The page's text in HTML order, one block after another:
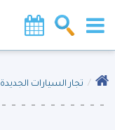
تجار السيارات الجديدة